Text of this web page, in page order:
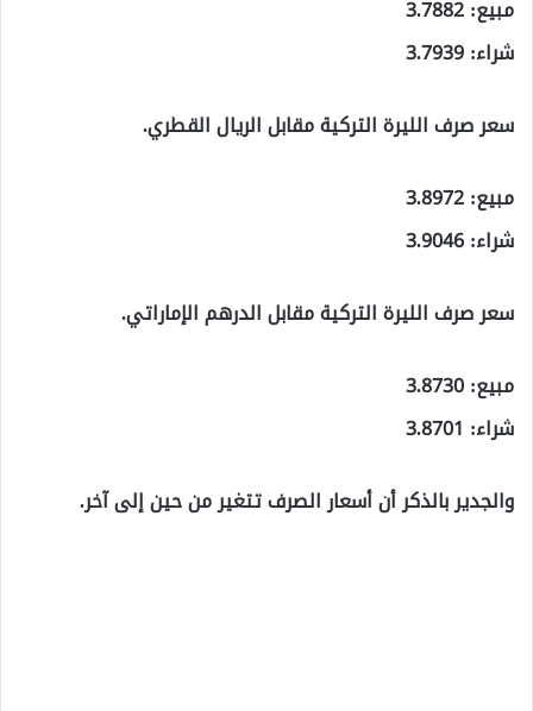
مبيع: 3.7882
شراء: 3.7939
سعر صرف الليرة التركية مقابل الريال القطري.
مبيع: 3.8972
شراء: 3.9046
سعر صرف الليرة التركية مقابل الدرهم الإماراتي.
مبيع: 3.8730
شراء: 3.8701
والجدير بالذكر أن أسعار الصرف تتغير من حين إلى آخر.